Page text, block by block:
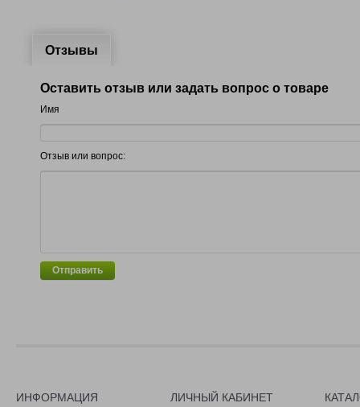
Отзывы
Оставить отзыв или задать вопрос о товаре
Имя
Отзыв или вопрос:
Отправить
ИНФОРМАЦИЯ ЛИЧНЫЙ КАБИНЕТ